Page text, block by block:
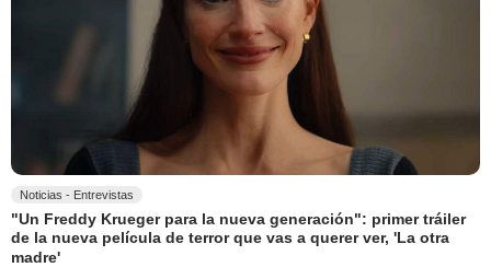
Noticias - Entrevistas
"Un Freddy Krueger para la nueva generación": primer tráiler
de la nueva película de terror que vas a querer ver, 'La otra
madre'